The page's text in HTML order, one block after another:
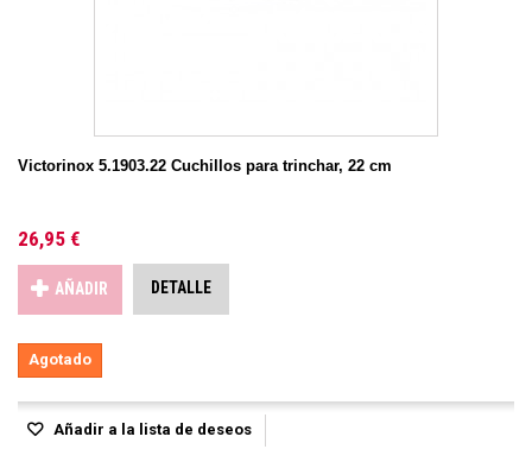
Victorinox 5.1903.22 Cuchillos para trinchar, 22 cm
26,95 €
AÑADIR DETALLE
Agotado
Añadir a la lista de deseos